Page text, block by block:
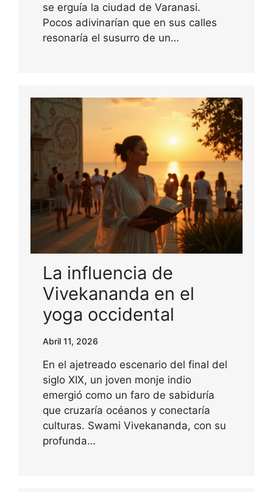
se erguía la ciudad de Varanasi.
Pocos adivinarían que en sus calles
resonaría el susurro de un…
La influencia de
Vivekananda en el
yoga occidental
Abril 11, 2026
En el ajetreado escenario del final del
siglo XIX, un joven monje indio
emergió como un faro de sabiduría
que cruzaría océanos y conectaría
culturas. Swami Vivekananda, con su
profunda…